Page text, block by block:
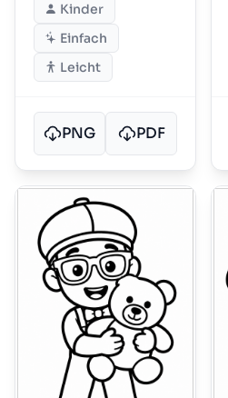
Kinder
Einfach
Leicht
PNG PDF